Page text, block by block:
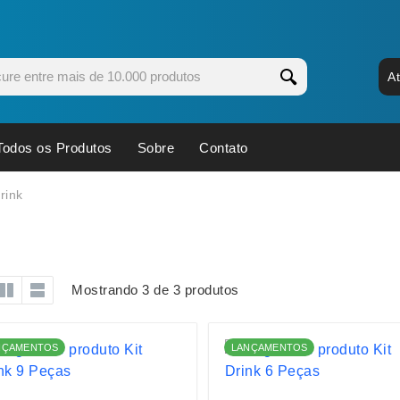
Executivos
Espelhos
Esporte e Jogos
Kit Queijo
os Produtos Sobre Contato
Mostrando 3 de 3 produtos
LANÇAMENTOS